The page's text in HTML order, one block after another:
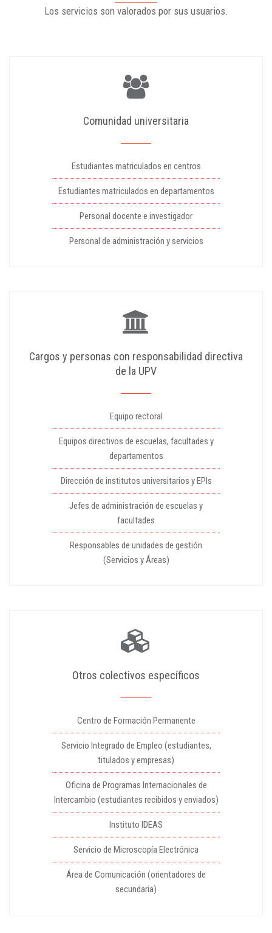
Los servicios son valorados por sus usuarios.
Comunidad universitaria
Estudiantes matriculados en centros
Estudiantes matriculados en departamentos
Personal docente e investigador
Personal de administración y servicios
Cargos y personas con responsabilidad directiva
de la UPV
Equipo rectoral
Equipos directivos de escuelas, facultades y
departamentos
Dirección de institutos universitarios y EPIs
Jefes de administración de escuelas y
facultades
Responsables de unidades de gestión
(Servicios y Áreas)
Otros colectivos específicos
Centro de Formación Permanente
Servicio Integrado de Empleo (estudiantes,
titulados y empresas)
Oficina de Programas Internacionales de
Intercambio (estudiantes recibidos y enviados)
Instituto IDEAS
Servicio de Microscopía Electrónica
Área de Comunicación (orientadores de
secundaria)